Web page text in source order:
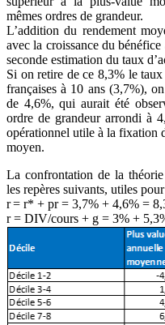
mêmes ordres de grandeur.
L’addition du rendement
avec la croissance du
seconde estimation du taux
Si on retire de ce 8,3% le
françaises à 10 ans (3,7%),
de 4,6%, qui aurait été
ordre de grandeur arrondi à
opérationnel utile à la fixation
moyen.
La confrontation de la
les repères suivants, utiles
r = r* + pr = 3,7% + 4,6% =
r = DIV/cours + g = 3% +